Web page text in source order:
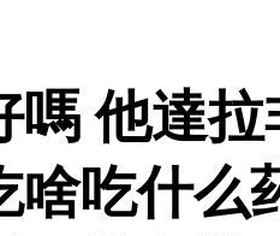
嗎 他達
啥吃什么